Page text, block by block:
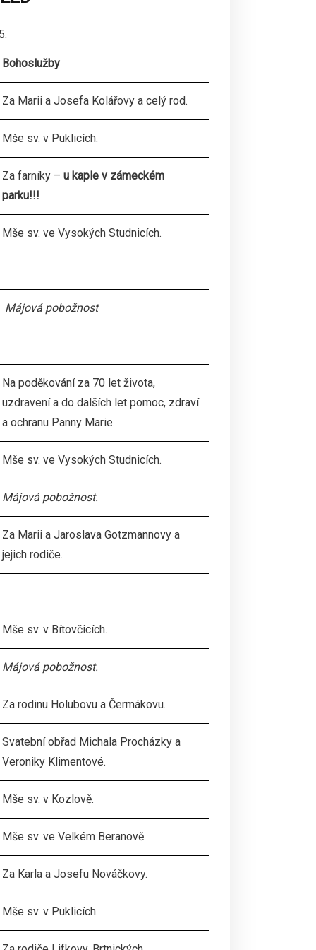
Bohoslužby
Za Marii a Josefa Kolářovy a celý rod.
Mše sv. v Puklicích.
Za farníky – u kaple v zámeckém
parku!!!
Mše sv. ve Vysokých Studnicích.
Májová pobožnost
Na poděkování za 70 let života,
uzdravení a do dalších let pomoc, zdraví
a ochranu Panny Marie.
Mše sv. ve Vysokých Studnicích.
Májová pobožnost.
Za Marii a Jaroslava Gotzmannovy a
jejich rodiče.
Mše sv. v Bítovčicích.
Májová pobožnost.
Za rodinu Holubovu a Čermákovu.
Svatební obřad Michala Procházky a
Veroniky Klimentové.
Mše sv. v Kozlově.
Mše sv. ve Velkém Beranově.
Za Karla a Josefu Nováčkovy.
Mše sv. v Puklicích.